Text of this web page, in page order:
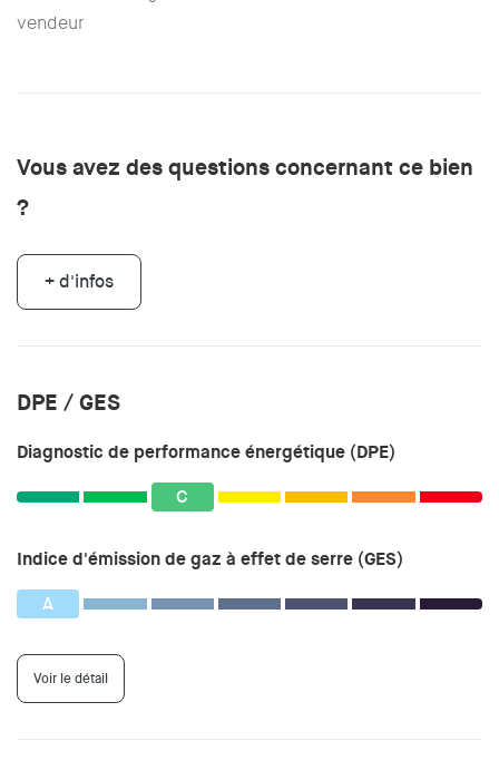
vendeur
Vous avez des questions concernant ce bien
?
+ d'infos
DPE / GES
Diagnostic de performance énergétique (DPE)
C
Indice d'émission de gaz à effet de serre (GES)
A
Voir le détail